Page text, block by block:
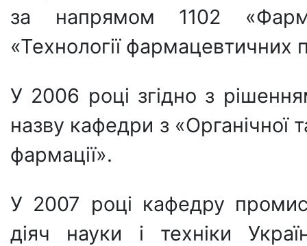
за напрямом 1102
«Технології фармацевтичних
У 2006 році згідно з
назву кафедри з «Органічної
фармації».
У 2007 році кафедру
діяч науки і техніки